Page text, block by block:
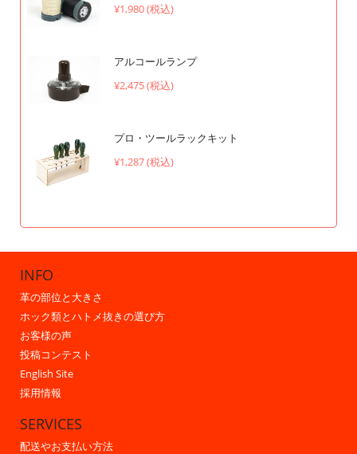
¥1,980 (税込)
アルコールランプ
¥2,475 (税込)
プロ・ツールラックキット
¥1,287 (税込)
INFO
革の部位と大きさ
ホック類とハトメ抜きの選び方
お客様の声
投稿コンテスト
English Site
採用情報
SERVICES
配送やお支払い方法